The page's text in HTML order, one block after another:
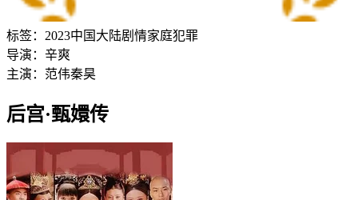
标签： 2023中国大陆剧情家庭犯罪
导演： 辛爽
主演： 范伟秦昊
后宫·甄嬛传